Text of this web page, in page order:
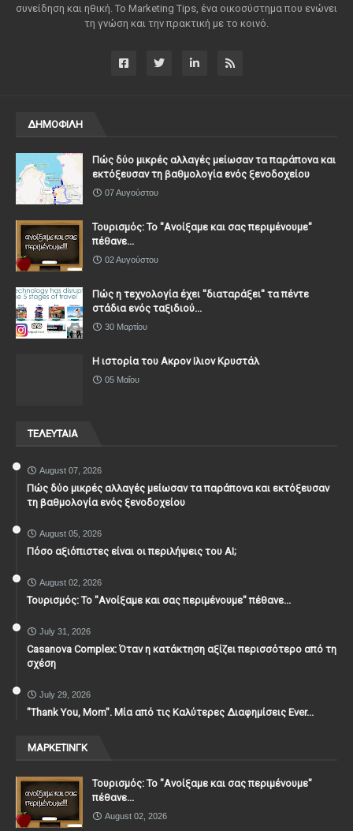
συνείδηση ​​και ηθική. Το Marketing Tips, ένα οικοσύστημα που ενώνει
τη γνώση και την πρακτική με το κοινό.
ΔΗΜΟΦΙΛΗ
Πώς δύο μικρές αλλαγές μείωσαν τα παράπονα και
εκτόξευσαν τη βαθμολογία ενός ξενοδοχείου
07 Αυγούστου
Τουρισμός: Το "Ανοίξαμε και σας περιμένουμε"
πέθανε...
02 Αυγούστου
Πώς η τεχνολογία έχει ''διαταράξει'' τα πέντε
στάδια ενός ταξιδιού...
30 Μαρτίου
Η ιστορία του Ακρον Ιλιον Κρυστάλ
05 Μαΐου
ΤΕΛΕΥΤΑΙΑ
August 07, 2026
Πώς δύο μικρές αλλαγές μείωσαν τα παράπονα και εκτόξευσαν
τη βαθμολογία ενός ξενοδοχείου
August 05, 2026
Πόσο αξιόπιστες είναι οι περιλήψεις του ΑΙ;
August 02, 2026
Τουρισμός: Το "Ανοίξαμε και σας περιμένουμε" πέθανε...
July 31, 2026
Casanova Complex: Όταν η κατάκτηση αξίζει περισσότερο από τη
σχέση
July 29, 2026
"Thank You, Mοm". Μία από τις Καλύτερες Διαφημίσεις Ever...
ΜΑΡΚΕΤΙΝΓΚ
Τουρισμός: Το "Ανοίξαμε και σας περιμένουμε"
πέθανε...
August 02, 2026